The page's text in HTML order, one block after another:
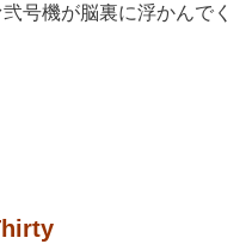
号機が脳裏に浮かんでく